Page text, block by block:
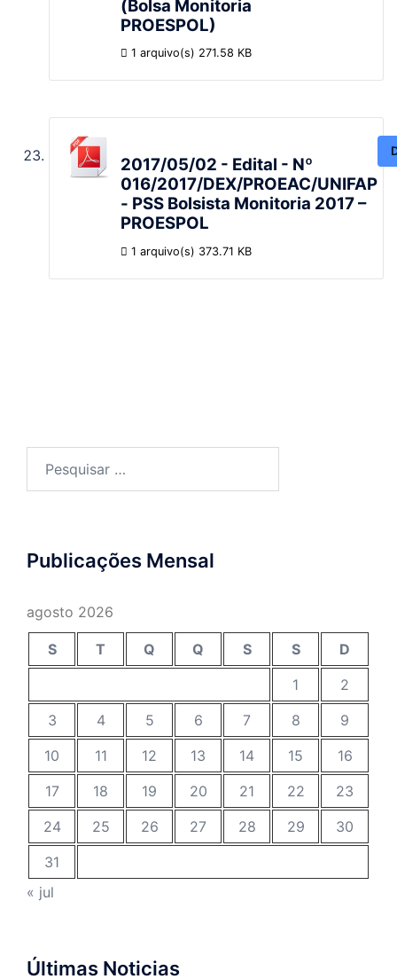
(Bolsa Monitoria
PROESPOL)
1 arquivo(s) 271.58 KB
2017/05/02 - Edital - Nº
016/2017/DEX/PROEAC/UNIFAP
- PSS Bolsista Monitoria 2017 –
PROESPOL
1 arquivo(s) 373.71 KB
Publicações Mensal
agosto 2026
S T Q Q S S
D
1
2
3
4 5 6 7 8
9
10
11 12 13 14 15
16
17
18 19 20 21 22
23
24
25 26 27 28 29
30
31
« jul
Últimas Noticias